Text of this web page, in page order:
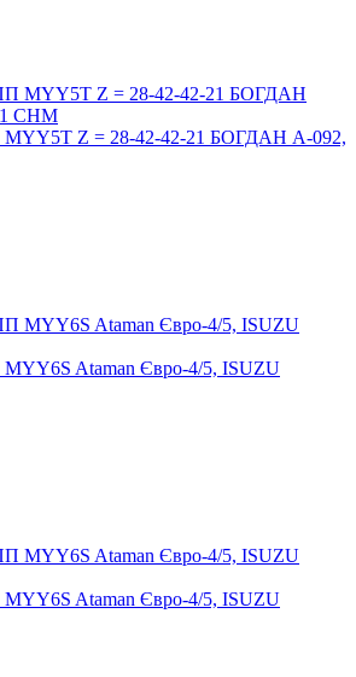
Z = 28-42-42-21 БОГДАН А-092,
Ataman Євро-4/5, ISUZU
Ataman Євро-4/5, ISUZU